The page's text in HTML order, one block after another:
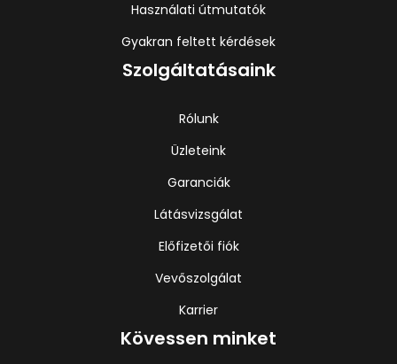
Használati útmutatók
Gyakran feltett kérdések
Szolgáltatásaink
Rólunk
Üzleteink
Garanciák
Látásvizsgálat
Előfizetői fiók
Vevőszolgálat
Karrier
Kövessen minket